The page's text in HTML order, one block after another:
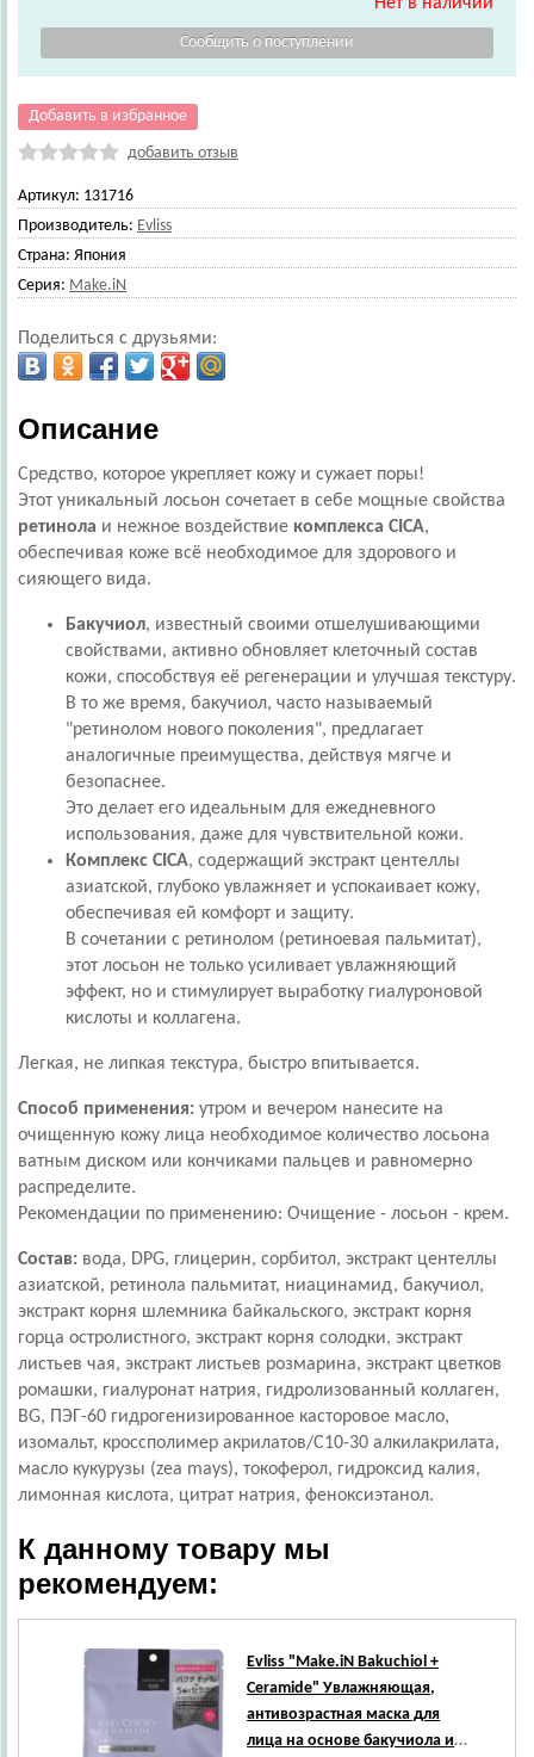
Добавить в избранное
добавить отзыв
Артикул: 131716
Производитель: Evliss
Страна: Япония
Серия: Make.iN
Поделиться с друзьями:
Описание
Средство, которое укрепляет кожу и сужает поры!
Этот уникальный лосьон сочетает в себе мощные свойства
ретинола и нежное воздействие комплекса CICA,
обеспечивая коже всё необходимое для здорового и
сияющего вида.
Бакучиол, известный своими отшелушивающими
свойствами, активно обновляет клеточный состав
кожи, способствуя её регенерации и улучшая текстуру.
В то же время, бакучиол, часто называемый
"ретинолом нового поколения", предлагает
аналогичные преимущества, действуя мягче и
безопаснее.
Это делает его идеальным для ежедневного
использования, даже для чувствительной кожи.
Комплекс CICA, содержащий экстракт центеллы
азиатской, глубоко увлажняет и успокаивает кожу,
обеспечивая ей комфорт и защиту.
В сочетании с ретинолом (ретиноевая пальмитат),
этот лосьон не только усиливает увлажняющий
эффект, но и стимулирует выработку гиалуроновой
кислоты и коллагена.
Легкая, не липкая текстура, быстро впитывается.
Способ применения: утром и вечером нанесите на
очищенную кожу лица необходимое количество лосьона
ватным диском или кончиками пальцев и равномерно
распределите.
Рекомендации по применению: Очищение - лосьон - крем.
Состав: вода, DPG, глицерин, сорбитол, экстракт центеллы
азиатской, ретинола пальмитат, ниацинамид, бакучиол,
экстракт корня шлемника байкальского, экстракт корня
горца остролистного, экстракт корня солодки, экстракт
листьев чая, экстракт листьев розмарина, экстракт цветков
ромашки, гиалуронат натрия, гидролизованный коллаген,
BG, ПЭГ-60 гидрогенизированное касторовое масло,
изомальт, кроссполимер акрилатов/C10-30 алкилакрилата,
масло кукурузы (zea mays), токоферол, гидроксид калия,
лимонная кислота, цитрат натрия, феноксиэтанол.
К данному товару мы
рекомендуем:
Evliss "Make.iN Bakuchiol +
Ceramide" Увлажняющая,
антивозрастная маска для
лица на основе бакучиола и